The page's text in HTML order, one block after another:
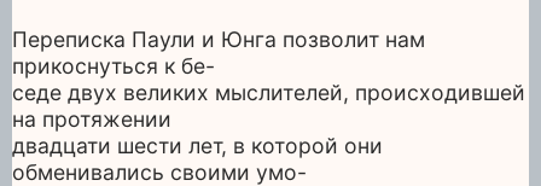
Переписка Паули и Юнга позволит нам
прикоснуться к бе-
седе двух великих мыслителей, происходившей
на протяжении
двадцати шести лет, в которой они
обменивались своими умо-